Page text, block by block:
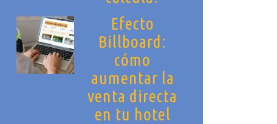
Efecto
Billboard:
cómo
aumentar la
venta directa
en tu hotel